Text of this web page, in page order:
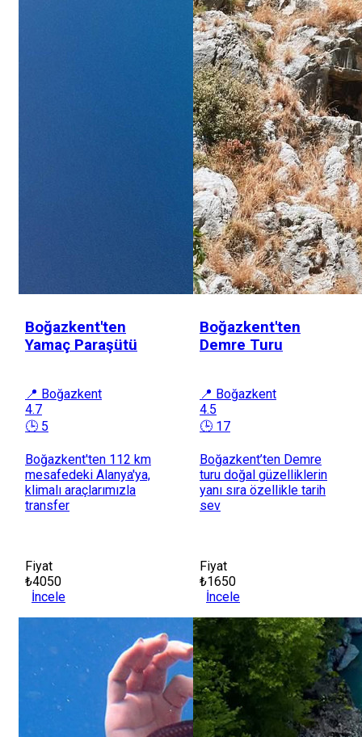
Boğazkent'ten
Yamaç Paraşütü
📍 Boğazkent
4.7
🕒 5
Boğazkent'ten 112 km
mesafedeki Alanya'ya,
klimalı araçlarımızla
transfer
Fiyat
₺4050
İncele
Boğazkent'ten
Demre Turu
📍 Boğazkent
4.5
🕒 17
Boğazkent’ten Demre
turu doğal güzelliklerin
yanı sıra özellikle tarih
sev
Fiyat
₺1650
İncele